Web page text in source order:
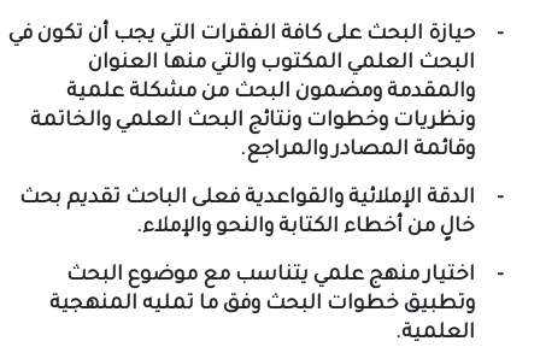
حيازة البحث على كافة الفقرات التي يجب أن تكون في
البحث العلمي المكتوب والتي منها العنوان
والمقدمة ومضمون البحث من مشكلة علمية
ونظريات وخطوات ونتائج البحث العلمي والخاتمة
وقائمة المصادر والمراجع.
الدقة الإملائية والقواعدية فعلى الباحث تقديم بحث
خالٍ من أخطاء الكتابة والنحو والإملاء.
اختيار منهج علمي يتناسب مع موضوع البحث
وتطبيق خطوات البحث وفق ما تمليه المنهجية
العلمية.